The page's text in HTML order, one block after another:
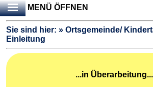
MENÜ ÖFFNEN
Sie sind hier: » Ortsgemeinde/
Einleitung
...in Überarbeitung...